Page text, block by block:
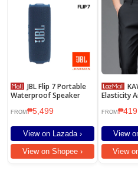
JBL Flip 7 Portable
Waterproof Speaker
FROM ₱5,499
View on Lazada ›
View on Shopee ›
KAWADU｜High
Elasticity
FROM ₱419
View
View